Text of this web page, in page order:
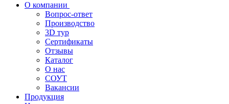
О компании
Вопрос-ответ
Производство
3D тур
Сертификаты
Отзывы
Каталог
О нас
СОУТ
Вакансии
Продукция